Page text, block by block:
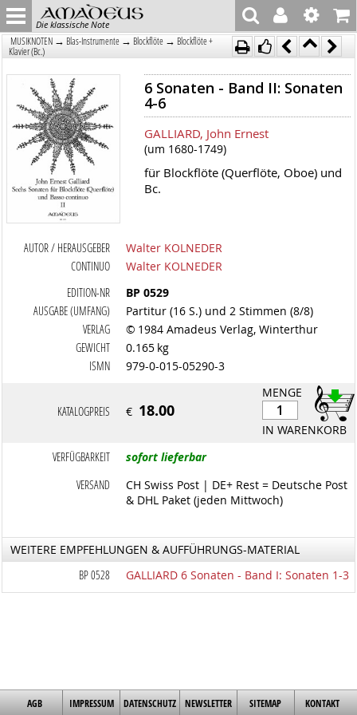
Die klassische Note
MUSIKNOTEN → Blas-Instrumente → Blockflöte → Blockflöte +
Klavier (Bc.)
6 Sonaten - Band II: Sonaten
4-6
GALLIARD, John Ernest
(um 1680-1749)
für Blockflöte (Querflöte, Oboe) und
Bc.
AUTOR / HERAUSGEBER
Walter KOLNEDER
CONTINUO
Walter KOLNEDER
EDITION-NR
BP 0529
AUSGABE (UMFANG)
Partitur (16 S.) und 2 Stimmen (8/8)
VERLAG
© 1984 Amadeus Verlag, Winterthur
GEWICHT
0.165 kg
ISMN
979-0-015-05290-3
MENGE
IN WARENKORB
KATALOGPREIS € 18.00
VERFÜGBARKEIT
sofort lieferbar
VERSAND
CH Swiss Post | DE+ Rest = Deutsche Post
& DHL Paket (jeden Mittwoch)
WEITERE EMPFEHLUNGEN & AUFFÜHRUNGS-MATERIAL
BP 0528
GALLIARD 6 Sonaten - Band I: Sonaten 1-3
AGB IMPRESSUM DATENSCHUTZ NEWSLETTER SITEMAP KONTAKT